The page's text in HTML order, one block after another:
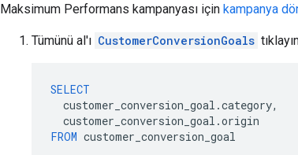
Maksimum Performans kampanyası için kampanya
Tümünü al'ı CustomerConversionGoals
SELECT
customer_conversion_goal .category,
customer_conversion_goal .origin
FROM customer_conversion_goal